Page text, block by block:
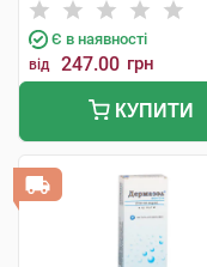
Є в наявності
від 247.00 грн
КУПИТИ